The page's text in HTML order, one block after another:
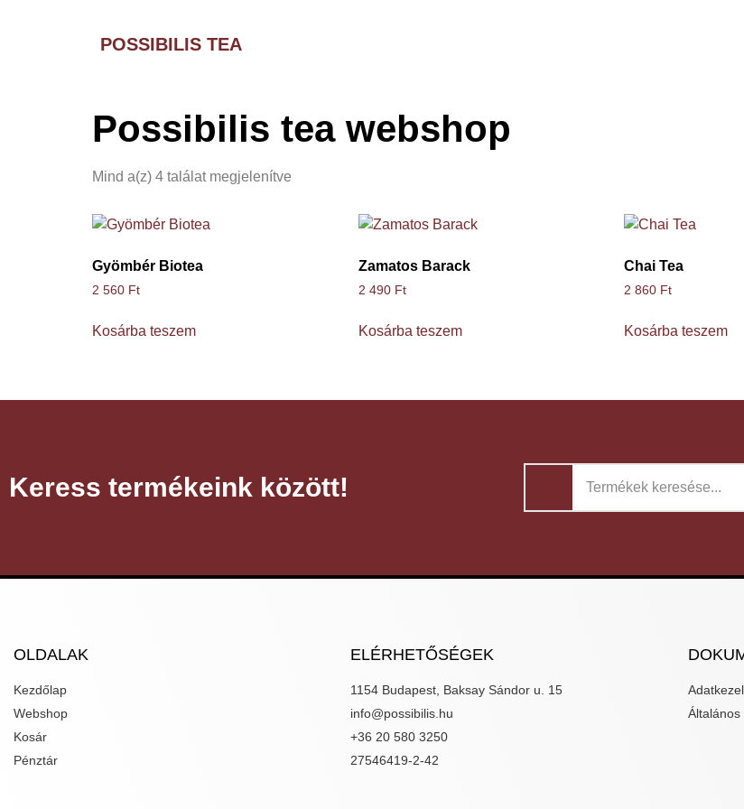
POSSIBILIS TEA
Possibilis tea webshop
Mind a(z) 4 találat megjelenítve
Gyömbér Biotea
2 560 Ft
Kosárba teszem
Zamatos Barack
2 490 Ft
Kosárba teszem
Chai Tea
2 860 Ft
Kosárba teszem
Keress termékeink között!
OLDALAK
Kezdőlap
Webshop
Kosár
Pénztár
ELÉRHETŐSÉGEK
1154 Budapest, Baksay Sándor u. 15
info@possibilis.hu
+36 20 580 3250
27546419-2-42
Általános